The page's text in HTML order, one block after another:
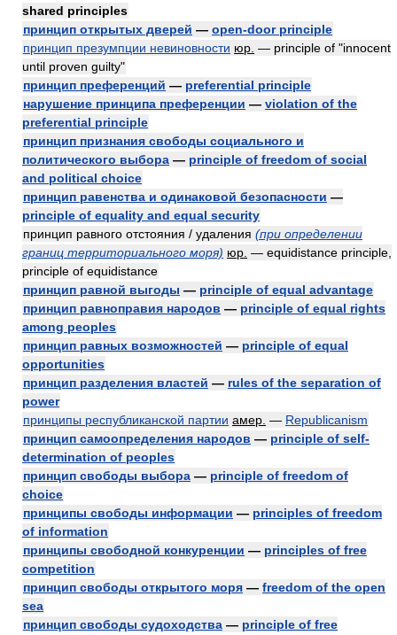
shared principles
принцип открытых дверей — open-door principle
принцип презумпции невиновности юр. — principle of "innocent
until proven guilty"
принцип преференций — preferential principle
нарушение принципа преференции — violation of the
preferential principle
принцип признания свободы социального и
политического выбора — principle of freedom of social
and political choice
принцип равенства и одинаковой безопасности —
principle of equality and equal security
принцип равного отстояния / удаления (при определении
границ территориального моря) юр. — equidistance principle,
principle of equidistance
принцип равной выгоды — principle of equal advantage
принцип равноправия народов — principle of equal rights
among peoples
принцип равных возможностей — principle of equal
opportunities
принцип разделения властей — rules of the separation of
power
принципы республиканской партии амер. — Republicanism
принцип самоопределения народов — principle of self-
determination of peoples
принцип свободы выбора — principle of freedom of
choice
принципы свободы информации — principles of freedom
of information
принципы свободной конкуренции — principles of free
competition
принцип свободы открытого моря — freedom of the open
sea
принцип свободы судоходства — principle of free